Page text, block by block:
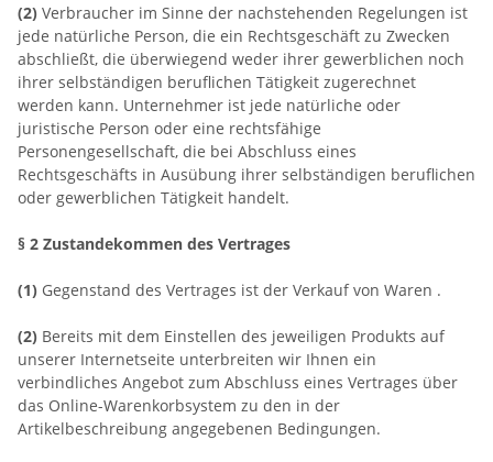
(2) Verbraucher im Sinne der nachstehenden Regelungen ist
jede natürliche Person, die ein Rechtsgeschäft zu Zwecken
abschließt, die überwiegend weder ihrer gewerblichen noch
ihrer selbständigen beruflichen Tätigkeit zugerechnet
werden kann. Unternehmer ist jede natürliche oder
juristische Person oder eine rechtsfähige
Personengesellschaft, die bei Abschluss eines
Rechtsgeschäfts in Ausübung ihrer selbständigen beruflichen
oder gewerblichen Tätigkeit handelt.
§ 2 Zustandekommen des Vertrages
(1) Gegenstand des Vertrages ist der Verkauf von Waren .
(2) Bereits mit dem Einstellen des jeweiligen Produkts auf
unserer Internetseite unterbreiten wir Ihnen ein
verbindliches Angebot zum Abschluss eines Vertrages über
das Online-Warenkorbsystem zu den in der
Artikelbeschreibung angegebenen Bedingungen.